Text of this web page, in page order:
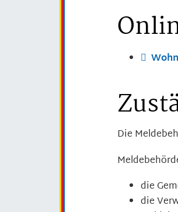
Die
die
die